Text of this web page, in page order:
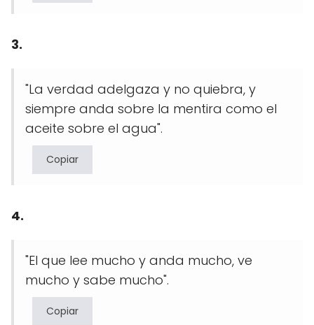
3.
"La verdad adelgaza y no quiebra, y
siempre anda sobre la mentira como el
aceite sobre el agua".
Copiar
4.
"El que lee mucho y anda mucho, ve
mucho y sabe mucho".
Copiar